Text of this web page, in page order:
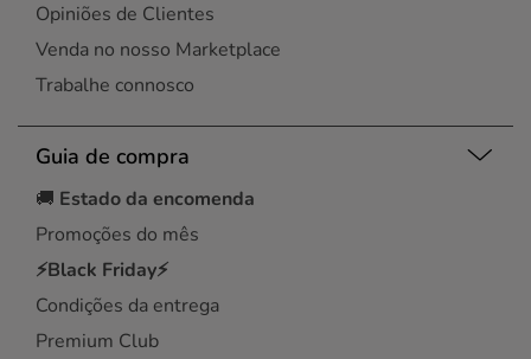
Opiniões de Clientes
Venda no nosso Marketplace
Trabalhe connosco
Guia de compra
🚚 Estado da encomenda
Promoções do mês
⚡Black Friday⚡
Condições da entrega
Premium Club